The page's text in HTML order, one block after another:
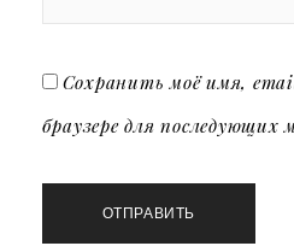
Сохранить моё имя,
браузере для последующих